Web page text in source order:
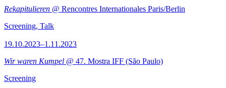
Rekapitulieren @ Rencontres Internationales Paris/Berlin
Screening, Talk
19.10.2023–1.11.2023
Wir waren Kumpel @ 47. Mostra IFF (São Paulo)
Screening